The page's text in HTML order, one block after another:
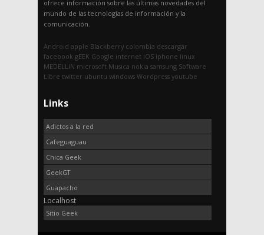
ofrece información sobre las últimas novedades del
mundo de las tecnologías de información y la
comunicación.
Android apple Blackberry colombia descargar
facebook gEEK Google internet iOS iphone linux
MEDELLIN microsoft Musica nokia samsung Software
Libre twitter ubuntu windows Wordpress youtube
Links
Adictos a la red
Cafeguaguau
Chica Geek
GeekGT
Guapacho
Localhost
Sitio Geek